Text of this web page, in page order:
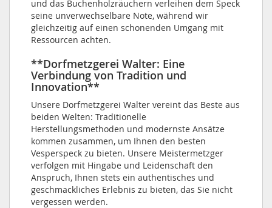
und das Buchenholzräuchern verleihen dem Speck
seine unverwechselbare Note, während wir
gleichzeitig auf einen schonenden Umgang mit
Ressourcen achten.
**Dorfmetzgerei Walter: Eine
Verbindung von Tradition und
Innovation**
Unsere Dorfmetzgerei Walter vereint das Beste aus
beiden Welten: Traditionelle
Herstellungsmethoden und modernste Ansätze
kommen zusammen, um Ihnen den besten
Vesperspeck zu bieten. Unsere Meistermetzger
verfolgen mit Hingabe und Leidenschaft den
Anspruch, Ihnen stets ein authentisches und
geschmackliches Erlebnis zu bieten, das Sie nicht
vergessen werden.